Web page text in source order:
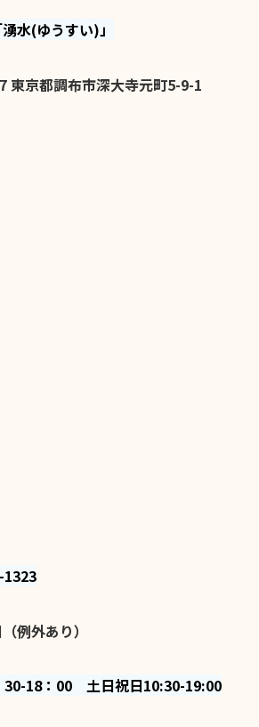
水(ゆうすい)」
東京都調布市深大寺元町5-9-1
1323
例外あり）
30-18：00 土日祝日10:30-19:00